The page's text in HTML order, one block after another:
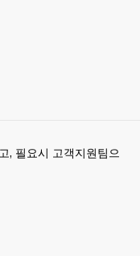
, 필요시 고객지원팀으